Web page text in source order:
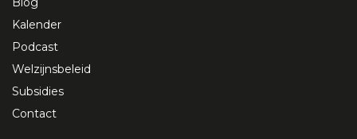
Kalender
Podcast
Welzijnsbeleid
Subsidies
Contact